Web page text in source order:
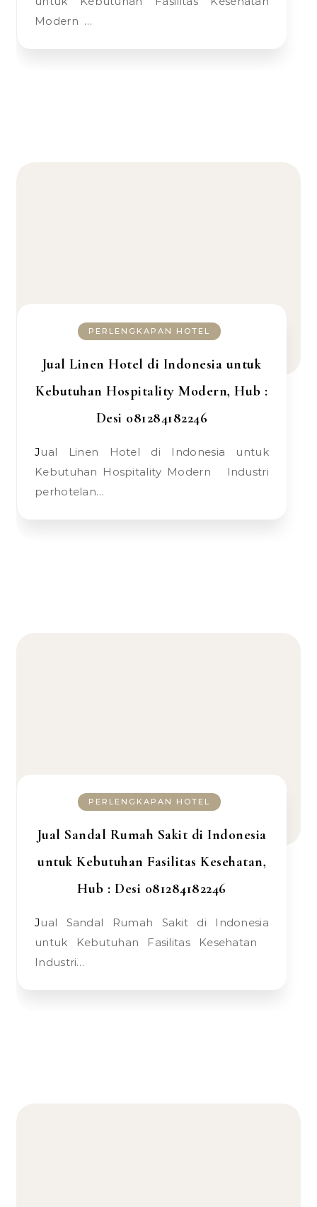
Modern …
PERLENGKAPAN HOTEL
Jual Linen Hotel di Indonesia untuk
Kebutuhan Hospitality Modern, Hub :
Desi 081284182246
Jual Linen Hotel di Indonesia untuk
Kebutuhan Hospitality Modern Industri
perhotelan…
PERLENGKAPAN HOTEL
Jual Sandal Rumah Sakit di Indonesia
untuk Kebutuhan Fasilitas Kesehatan,
Hub : Desi 081284182246
Jual Sandal Rumah Sakit di Indonesia
untuk Kebutuhan Fasilitas Kesehatan
Industri…